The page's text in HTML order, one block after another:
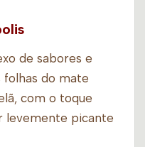
de sabores e
do mate
com o toque
levemente picante